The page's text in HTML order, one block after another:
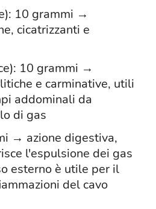
10 grammi →
cicatrizzanti e
10 grammi →
e carminative, utili
addominali da
di gas
→ azione digestiva,
l'espulsione dei gas
esterno è utile per il
del cavo